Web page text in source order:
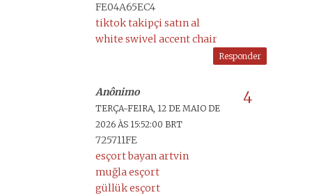
FE04A65EC4
tiktok takipçi satın al
white swivel accent chair
Responder
Anônimo
TERÇA-FEIRA, 12 DE MAIO DE
2026 ÀS 15:52:00 BRT
725711FE
esçort bayan artvin
muğla esçort
güllük esçort